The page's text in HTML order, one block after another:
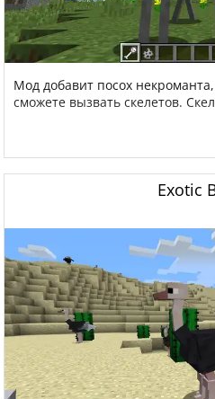
Мод добавит посох
сможете вызвать скелетов.
Exotic